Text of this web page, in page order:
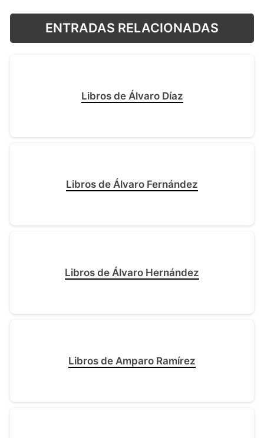
ENTRADAS RELACIONADAS
Libros de Álvaro Díaz
Libros de Álvaro Fernández
Libros de Álvaro Hernández
Libros de Amparo Ramírez